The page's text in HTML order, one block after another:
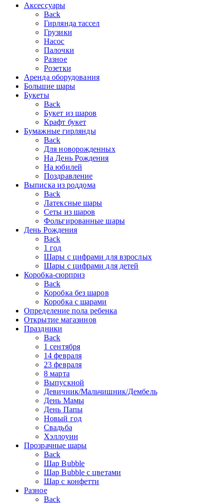
Аксессуары
Back
Гирлянда тассел
Грузики
Насос
Палочки
Разное
Розетки
Аренда оборудования
Большие шары
Букеты
Back
Букет из шаров
Крафт букет
Бумажные гирлянды
Back
Для новорожденных
На День Рождения
На юбилей
Поздравление
Выписка из роддома
Back
Латексные шары
Сеты из шаров
Фольгированные шары
День Рождения
Back
1 год
Шары с цифрами для взрослых
Шары с цифрами для детей
Коробка-сюрприз
Back
Коробка без шаров
Коробка с шарами
Определение пола ребенка
Открытие магазинов
Праздники
Back
1 сентября
14 февраля
23 февраля
8 марта
Выпускной
Девичник/Мальчишник/Дембель
День Мамы
День Папы
Новый год
Свадьба
Хэллоуин
Прозрачные шары
Back
Шар Bubble
Шар Bubble с цветами
Шар с конфетти
Разное
Back